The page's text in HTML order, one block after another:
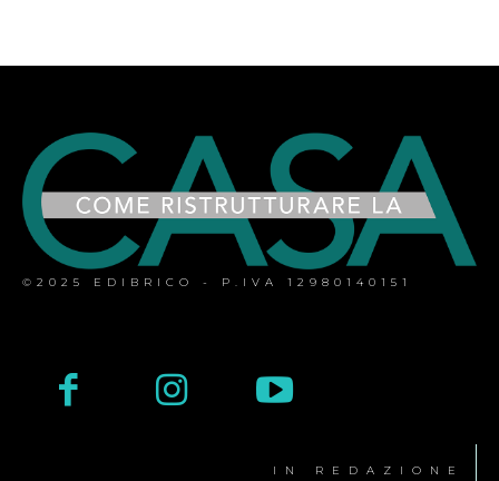
©2025 EDIBRICO - P.IVA 12980140151
IN REDAZIONE